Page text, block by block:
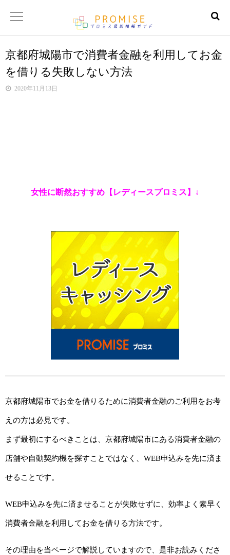
返済金額シュミレーター
【サイトマップ】
京都府城陽市で消費者金融を利用してお金
を借りる失敗しない方法
2020年11月13日
女性に断然おすすめ【レディースプロミス】↓
京都府城陽市でお金を借りるために消費者金融のご利用をお考
えの方は必見です。
まず最初にするべきことは、京都府城陽市にある消費者金融の
店舗や自動契約機を探すことではなく、WEB申込みを先に済ま
せることです。
WEB申込みを先に済ませることが失敗せずに、効率よく素早く
消費者金融を利用してお金を借りる方法です。
その理由を当ページで解説していますので、是非お読みくださ